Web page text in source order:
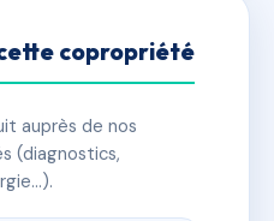
copropriété
auprès de nos
(diagnostics,